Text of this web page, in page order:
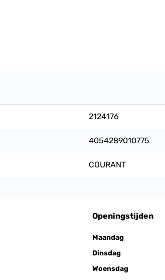
2124176
4054289010775
COURANT
Openingstijden
Maandag
Dinsdag
Woensdag